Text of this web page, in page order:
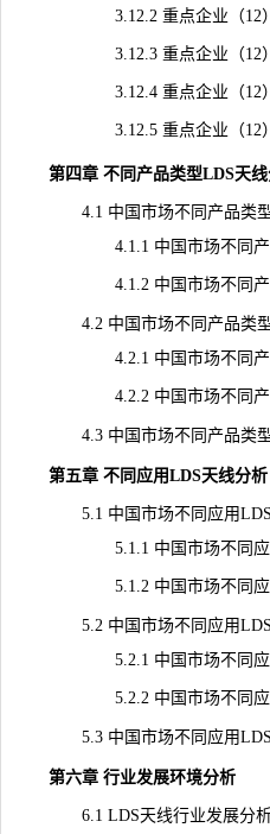
3.12.2 重点企业（12）
3.12.3 重点企业（12）在
3.12.4 重点企业（12）
3.12.5 重点企业（12）
第四章 不同产品类型LDS天
4.1 中国市场不同产品类型
4.1.1 中国市场不同产品
4.1.2 中国市场不同产品
4.2 中国市场不同产品类型
4.2.1 中国市场不同产品
4.2.2 中国市场不同产品
4.3 中国市场不同产品类型
第五章 不同应用LDS天线分析
5.1 中国市场不同应用LDS
5.1.1 中国市场不同应用
5.1.2 中国市场不同应用
5.2 中国市场不同应用LDS
5.2.1 中国市场不同应用
5.2.2 中国市场不同应
5.3 中国市场不同应用LDS
第六章 行业发展环境分析
6.1 LDS天线行业发展分